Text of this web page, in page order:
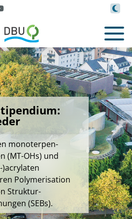
monoterpen-
(MT-OHs) und
Polymerisation
Struktur-
(SEBs).